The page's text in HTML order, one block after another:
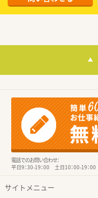
電話でのお問い合わせ：
平日9：30-19：00 土日10：00-19：00
サイトメニュー